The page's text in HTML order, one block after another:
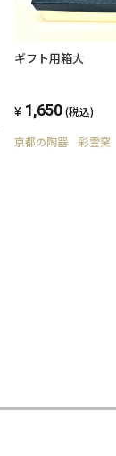
ギフト用箱大
1,650 (税込)
京都の陶器 彩雲窯